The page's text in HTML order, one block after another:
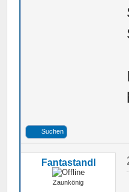
Suchen
Fantastandl
Zaunkönig